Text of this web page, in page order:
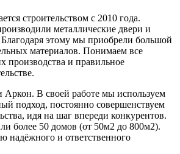
строительством с 2010 года.
металлические двери и
этому мы приобрели большой
материалов. Понимаем все
производства и правильное
Аркон. В своей работе мы используем
подход, постоянно совершенствуем
идя на шаг впереди конкурентов.
более 50 домов (от 50м2 до 800м2).
надёжного и ответственного